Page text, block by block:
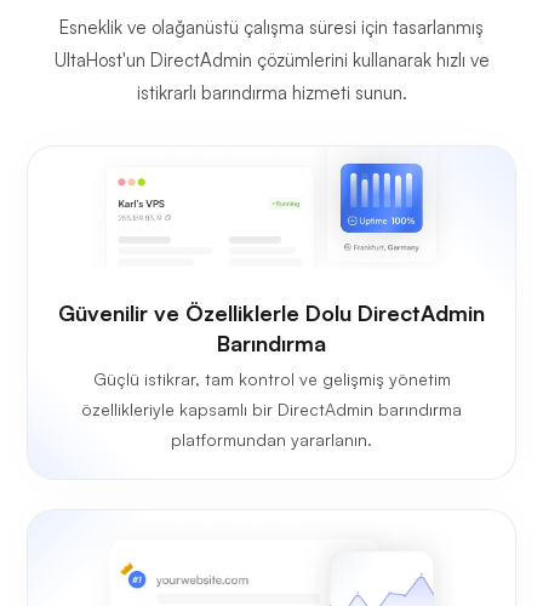
Esneklik ve olağanüstü çalışma süresi için tasarlanmış
UltaHost'un DirectAdmin çözümlerini kullanarak hızlı ve
istikrarlı barındırma hizmeti sunun.
Güvenilir ve Özelliklerle Dolu DirectAdmin
Barındırma
Güçlü istikrar, tam kontrol ve gelişmiş yönetim
özellikleriyle kapsamlı bir DirectAdmin barındırma
platformundan yararlanın.